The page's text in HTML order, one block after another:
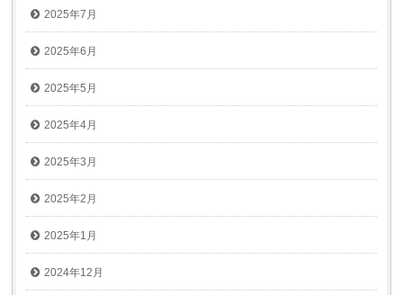
2025年7月
2025年6月
2025年5月
2025年4月
2025年3月
2025年2月
2025年1月
2024年12月